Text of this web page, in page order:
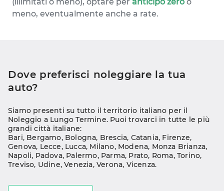
meno, eventualmente anche a rate.
Dove preferisci noleggiare la tua
auto?
Siamo presenti su tutto il territorio italiano per il
Noleggio a Lungo Termine. Puoi trovarci in tutte le più
grandi città italiane:
Bari, Bergamo, Bologna, Brescia, Catania, Firenze
Genova, Lecce, Lucca, Milano, Modena, Monza Brianza
Napoli, Padova, Palermo, Parma, Prato, Roma, Torino
Treviso, Udine, Venezia, Verona, Vicenza.